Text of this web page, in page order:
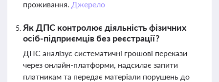
проживання. Джерело
Як ДПС контролює діяльність фізичних
осіб-підприємців без реєстрації?
ДПС аналізує систематичні грошові перекази
через онлайн-платформи, надсилає запити
платникам та передає матеріали порушень до